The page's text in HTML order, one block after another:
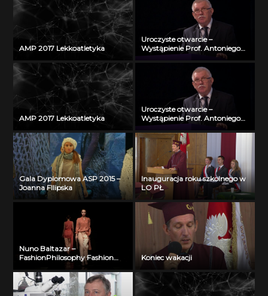
AMP 2017 Lekkoatletyka
Uroczyste otwarcie –
Wystąpienie Prof. Antoniego
Różalskiego
AMP 2017 Lekkoatletyka
Uroczyste otwarcie –
Wystąpienie Prof. Antoniego
Różalskiego
Gala Dyplomowa ASP 2015 –
Joanna FIlipska
Inauguracja roku szkolnego w
LO PŁ
Nuno Baltazar –
FashionPhilosophy Fashion
Week Poland Spring 2013
Koniec wakacji